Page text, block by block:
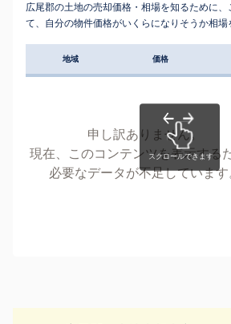
広尾郡の土地の売却価格・相場を知るために、
て、自分の物件価格がいくらになりそうか相場
地域 価格
申し訳ありません。
現在、このコンテンツを表示する
必要なデータが不足しています